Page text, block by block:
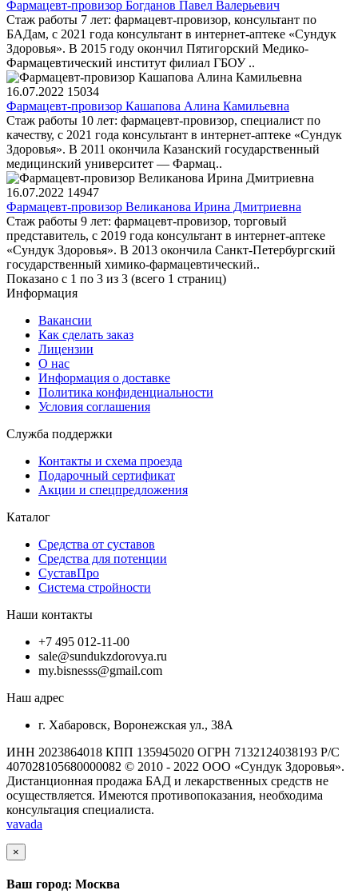
Фармацевт-провизор Богданов Павел Валерьевич
Стаж работы 7 лет: фармацевт-провизор, консультант по
БАДам, с 2021 года консультант в интернет-аптеке «Сундук
Здоровья». В 2015 году окончил Пятигорский Медико-
Фармацевтический институт филиал ГБОУ ..
16.07.2022 15034
Фармацевт-провизор Кашапова Алина Камильевна
Стаж работы 10 лет: фармацевт-провизор, специалист по
качеству, с 2021 года консультант в интернет-аптеке «Сундук
Здоровья». В 2011 окончила Казанский государственный
медицинский университет — Фармац..
16.07.2022 14947
Фармацевт-провизор Великанова Ирина Дмитриевна
Стаж работы 9 лет: фармацевт-провизор, торговый
представитель, с 2019 года консультант в интернет-аптеке
«Сундук Здоровья». В 2013 окончила Санкт-Петербургский
государственный химико-фармацевтический..
Показано с 1 по 3 из 3 (всего 1 страниц)
Информация
Вакансии
Как сделать заказ
Лицензии
О нас
Информация о доставке
Политика конфиденциальности
Условия соглашения
Служба поддержки
Контакты и схема проезда
Подарочный сертификат
Акции и спецпредложения
Каталог
Средства от суставов
Средства для потенции
СуставПро
Система стройности
Наши контакты
+7 495 012-11-00
sale@sundukzdorovya.ru
my.bisnesss@gmail.com
Наш адрес
г. Хабаровск, Воронежская ул., 38А
ИНН 2023864018 КПП 135945020 ОГРН 7132124038193 Р/С
407028105680000082 © 2010 - 2022 ООО «Сундук Здоровья».
Дистанционная продажа БАД и лекарственных средств не
осуществляется. Имеются противопоказания, необходима
консультация специалиста.
vavada
×
Ваш город: Москва